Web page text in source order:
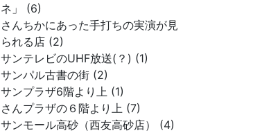
ネ」 (6)
さんちかにあった手打ちの実演が見
られる店 (2)
サンテレビのUHF放送(？) (1)
サンパル古書の街 (2)
サンプラザ6階より上 (1)
さんプラザの６階より上 (7)
サンモール高砂（西友高砂店） (4)